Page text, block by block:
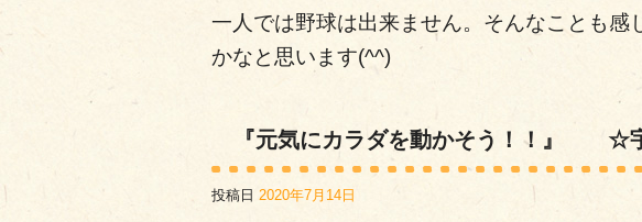
一人では野球は出来ません。そんなことも感
かなと思います(^^)
『元気にカラダを動かそう！！』 ☆
投稿日 2020年7月14日